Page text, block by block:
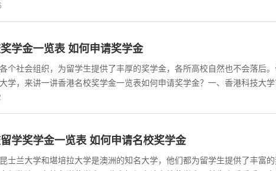
学金一览表 如何申请奖学金
个社会组织，为留学生提供了丰厚的奖学金，各所高校自然也不会落后
学，来讲一讲香港名校奖学金一览表如何申请奖学金？一、香港科技大
学奖学金一览表 如何申请名校奖学金
士兰大学和堪培拉大学是澳洲的知名大学，他们都为留学生提供了丰富